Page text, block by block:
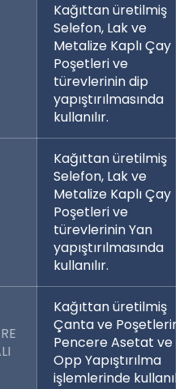
Kağıttan üretilmiş
Selefon, Lak ve
Metalize Kaplı Çay
Poşetleri ve
türevlerinin dip
yapıştırılmasında
kullanılır.
Kağıttan üretilmiş
Selefon, Lak ve
Metalize Kaplı Çay
Poşetleri ve
türevlerinin Yan
yapıştırılmasında
kullanılır.
Kağıttan üretilmiş
Çanta ve Poşetlerin
Pencere Asetat ve
Opp Yapıştırılma
işlemlerinde kullanılır